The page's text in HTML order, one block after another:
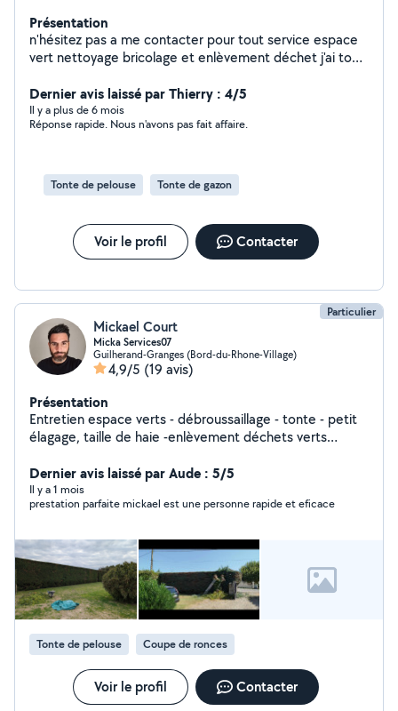
Présentation
n'hésitez pas a me contacter pour tout service espace
vert nettoyage bricolage et enlèvement déchet j'ai tout
déplacement et devis gratuit je me déplace pour du
petit bricolage je me déplace aussi pour de l'évacuation
de déchet débarrasse encombrant a petit prix
ma remorque bétonnière électrique a disposition et
divers outillage personne sérieuse et règlement
le client tarifs compétitif. besoin de conseil pour des
travaux int et ext me déplace gratuitement et mes
Dernier avis laissé par Thierry : 4/5
Il y a plus de 6 mois
Réponse rapide. Nous n'avons pas fait affaire.
Tonte de pelouse Tonte de gazon
Voir le profil Contacter
Particulier
Mickael Court
Micka Services07
Guilherand-Granges (Bord-du-Rhone-Village)
4,9/5 (19 avis)
Présentation
Entretien espace verts - débroussaillage - tonte - petit
élagage, taille de haie -enlèvement déchets verts
et extérieur de l'habitats, sur devis. Enlèvement
d'encombrant, multiservice . Travail sérieux et minutieux.
Devis gratuit sur demande. Mickaël.
Dernier avis laissé par Aude : 5/5
Il y a 1 mois
prestation parfaite mickael est une personne rapide et eficace
Tonte de pelouse Coupe de ronces
Voir le profil Contacter